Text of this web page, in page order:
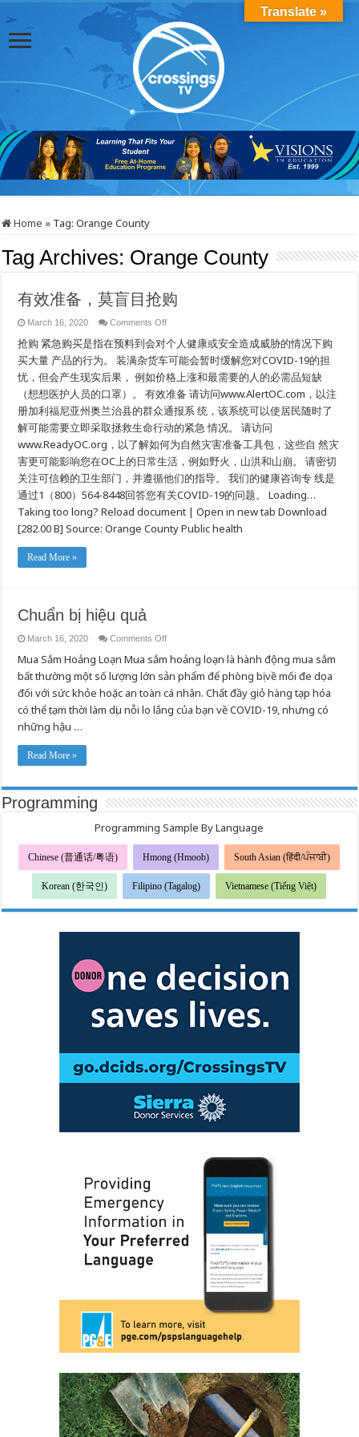
Home » Tag:Orange County
Tag Archives: Orange County
有效准备，莫盲目抢购
March 16, 2020 Comments Offon
效
准
备，
莫
盲
目
抢
购
抢购 紧急购买是指在预料到会对个人健康或安全造成威胁的情况下购
买大量 产品的行为。 装满杂货车可能会暂时缓解您对COVID-19的担
忧，但会产生现实后果， 例如价格上涨和最需要的人的必需品短缺
（想想医护人员的口罩）。 有效准备 请访问www.AlertOC.com，以注
册加利福尼亚州奥兰治县的群众通报系 统，该系统可以使居民随时了
解可能需要立即采取拯救生命行动的紧急 情况。 请访问
www.ReadyOC.org，以了解如何为自然灾害准备工具包，这些自 然灾
害更可能影响您在OC上的日常生活，例如野火，山洪和山崩。 请密切
关注可信赖的卫生部门，并遵循他们的指导。 我们的健康咨询专 线是
通过1（800）564-8448回答您有关COVID-19的问题。 Loading…
Taking too long? Reload document | Open in new tab Download
[282.00 B] Source: Orange County Public health
Read More »
Chuẩn bị hiệu quả
March 16, 2020 Comments Offon
bị
hiệu
quả
Mua Sắm Hoảng Loạn Mua sắm hoảng loạn là hành động mua sắm
bất thường một số lượng lớn sản phẩm để phòng bị về mối đe dọa
đối với sức khỏe hoặc an toàn cá nhân. Chất đầy giỏ hàng tạp hóa
có thể tạm thời làm dịu nỗi lo lắng của bạn về COVID-19, nhưng có
những hậu …
Read More »
Programming
Programming Sample By Language
Chinese (普通话/粤语) Hmong (Hmoob) South Asian (हिंदी/ਪੰਜਾਬੀ)
Korean (한국인) Filipino (Tagalog) Vietnamese (Tiếng Việt)
Translate »